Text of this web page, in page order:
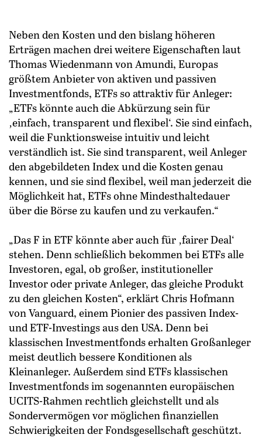
Neben den Kosten und den bislang höheren
Erträgen machen drei weitere Eigenschaften laut
Thomas Wiedenmann von Amundi, Europas
größtem Anbieter von aktiven und passiven
Investmentfonds, ETFs so attraktiv für Anleger:
„ETFs könnte auch die Abkürzung sein für
‚einfach, transparent und flexibel‘. Sie sind einfach,
weil die Funktionsweise intuitiv und leicht
verständlich ist. Sie sind transparent, weil Anleger
den abgebildeten Index und die Kosten genau
kennen, und sie sind flexibel, weil man jederzeit die
Möglichkeit hat, ETFs ohne Mindesthaltedauer
über die Börse zu kaufen und zu verkaufen.“
„Das F in ETF könnte aber auch für ‚fairer Deal‘
stehen. Denn schließlich bekommen bei ETFs alle
Investoren, egal, ob großer, institutioneller
Investor oder private Anleger, das gleiche Produkt
zu den gleichen Kosten“, erklärt Chris Hofmann
von Vanguard, einem Pionier des passiven Index-
und ETF-Investings aus den USA. Denn bei
klassischen Investmentfonds erhalten Großanleger
meist deutlich bessere Konditionen als
Kleinanleger. Außerdem sind ETFs klassischen
Investmentfonds im sogenannten europäischen
UCITS-Rahmen rechtlich gleichstellt und als
Sondervermögen vor möglichen finanziellen
Schwierigkeiten der Fondsgesellschaft geschützt.